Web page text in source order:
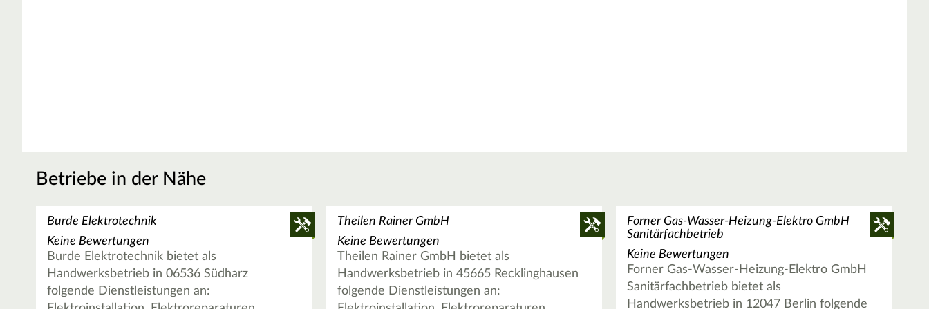
Betriebe in der Nähe
Burde Elektrotechnik
Keine Bewertungen
Burde Elektrotechnik bietet als
Handwerksbetrieb in 06536 Südharz
folgende Dienstleistungen an:
Theilen Rainer GmbH
Keine Bewertungen
Theilen Rainer GmbH bietet als
Handwerksbetrieb in 45665 Recklinghausen
folgende Dienstleistungen an:
Forner Gas-Wasser-Heizung-Elektro GmbH
Sanitärfachbetrieb
Keine Bewertungen
Forner Gas-Wasser-Heizung-Elektro GmbH
Sanitärfachbetrieb bietet als
Handwerksbetrieb in 12047 Berlin folgende